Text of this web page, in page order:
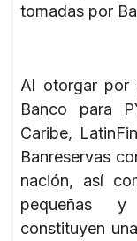
tomadas por
Al otorgar por
Banco para
Caribe,
Banreservas
nación, así
pequeñas y
constituyen